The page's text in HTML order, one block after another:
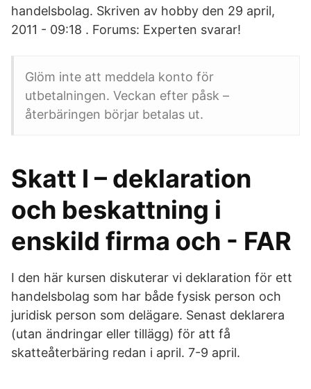
handelsbolag. Skriven av hobby den 29 april,
2011 - 09:18 . Forums: Experten svarar!
Glöm inte att meddela konto för
utbetalningen. Veckan efter påsk –
återbäringen börjar betalas ut.
Skatt I – deklaration
och beskattning i
enskild firma och - FAR
I den här kursen diskuterar vi deklaration för ett
handelsbolag som har både fysisk person och
juridisk person som delägare. Senast deklarera
(utan ändringar eller tillägg) för att få
skatteåterbäring redan i april. 7-9 april.